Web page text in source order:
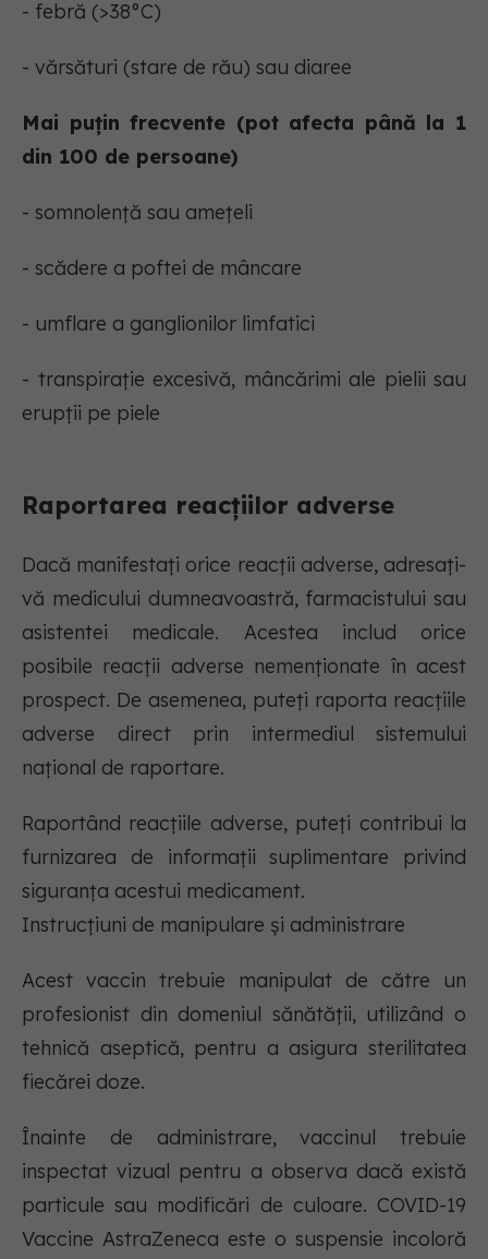
- febră (>38°C)
- vărsături (stare de rău) sau diaree
Mai puțin frecvente (pot afecta până la 1
din 100 de persoane)
- somnolență sau amețeli
- scădere a poftei de mâncare
- umflare a ganglionilor limfatici
- transpirație excesivă, mâncărimi ale pielii sau
erupții pe piele
Raportarea reacțiilor adverse
Dacă manifestați orice reacții adverse, adresați-
vă medicului dumneavoastră, farmacistului sau
asistentei medicale. Acestea includ orice
posibile reacții adverse nemenționate în acest
prospect. De asemenea, puteți raporta reacțiile
adverse direct prin intermediul sistemului
național de raportare.
Raportând reacțiile adverse, puteți contribui la
furnizarea de informații suplimentare privind
siguranța acestui medicament.
Instrucțiuni de manipulare și administrare
Acest vaccin trebuie manipulat de către un
profesionist din domeniul sănătății, utilizând o
tehnică aseptică, pentru a asigura sterilitatea
fiecărei doze.
Înainte de administrare, vaccinul trebuie
inspectat vizual pentru a observa dacă există
particule sau modificări de culoare. COVID-19
Vaccine AstraZeneca este o suspensie incoloră